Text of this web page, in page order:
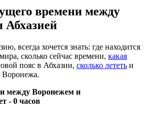
времени между
Абхазией
всегда хочется знать: где находится
сколько сейчас времени, какая
пояс в Абхазии, сколько лететь и
Воронежа.
между Воронежем и
- 0 часов